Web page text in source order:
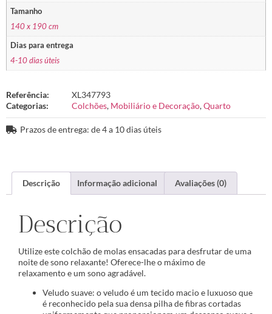
Tamanho
140 x 190 cm
Dias para entrega
4-10 dias úteis
Referência:
XL347793
Categorias:
Colchões, Mobiliário e Decoração,Quarto
Prazos de entrega: de 4 a 10 dias úteis
Descrição Informação adicional Avaliações (0)
Descrição
Utilize este colchão de molas ensacadas para desfrutar de uma
noite de sono relaxante! Oferece-lhe o máximo de
relaxamento e um sono agradável.
Veludo suave: o veludo é um tecido macio e luxuoso que
é reconhecido pela sua densa pilha de fibras cortadas